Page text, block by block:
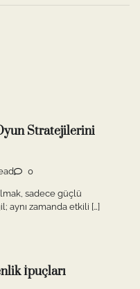
Stratejilerini
0
sadece güçlü
aynı zamanda etkili […]
İpuçları